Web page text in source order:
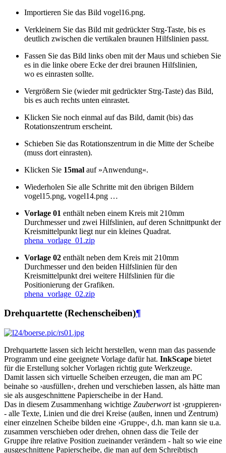
Importieren Sie das Bild vogel16.png.
Verkleinern Sie das Bild mit gedrückter Strg-Taste, bis es
deutlich zwischen die vertikalen braunen Hilfslinien passt.
Fassen Sie das Bild links oben mit der Maus und schieben Sie
es in die linke obere Ecke der drei braunen Hilfslinien,
wo es einrasten sollte.
Vergrößern Sie (wieder mit gedrückter Strg-Taste) das Bild,
bis es auch rechts unten einrastet.
Klicken Sie noch einmal auf das Bild, damit (bis) das
Rotationszentrum erscheint.
Schieben Sie das Rotationszentrum in die Mitte der Scheibe
(muss dort einrasten).
Klicken Sie 15mal auf »Anwendung«.
Wiederholen Sie alle Schritte mit den übrigen Bildern
vogel15.png, vogel14.png …
Vorlage 01 enthält neben einem Kreis mit 210mm
Durchmesser und zwei Hilfslinien, auf deren Schnittpunkt der
Kreismittelpunkt liegt nur ein kleines Quadrat.
phena_vorlage_01.zip
Vorlage 02 enthält neben dem Kreis mit 210mm
Durchmesser und den beiden Hilfslinien für den
Kreismittelpunkt drei weitere Hilfslinien für die
Positionierung der Grafiken.
phena_vorlage_02.zip
Drehquartette (Rechenscheiben)¶
Drehquartette lassen sich leicht herstellen, wenn man das passende
Programm und eine geeignete Vorlage dafür hat. InkScape bietet
für die Erstellung solcher Vorlagen richtig gute Werkzeuge.
Damit lassen sich virtuelle Scheiben erzeugen, die man am PC
beinahe so ›ausfüllen‹, drehen und verschieben lassen, als hätte man
sie als ausgeschnittene Papierscheibe in der Hand.
Das in diesem Zusammenhang wichtige Zauberwortist ›gruppieren‹
- alle Texte, Linien und die drei Kreise (außen, innen und Zentrum)
einer einzelnen Scheibe bilden eine ›Gruppe‹, d.h. man kann sie u.a.
zusammen verschieben oder drehen, ohnen dass die Teile der
Gruppe ihre relative Position zueinander verändern - halt so wie eine
ausgeschnittene Papierscheibe, die man auf dem Schreibtisch